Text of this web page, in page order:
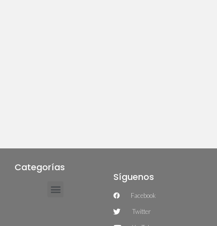
Categorías
Síguenos
Facebook
Twitter